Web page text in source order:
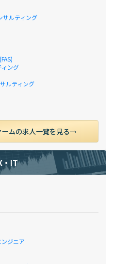
サルティング
ング
ルティング
ムの求人一覧を見る
・IT
ジニア